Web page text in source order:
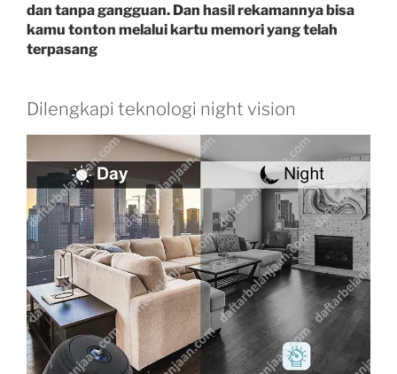
dan tanpa gangguan. Dan hasil rekamannya bisa
kamu tonton melalui kartu memori yang telah
terpasang
Dilengkapi teknologi night vision